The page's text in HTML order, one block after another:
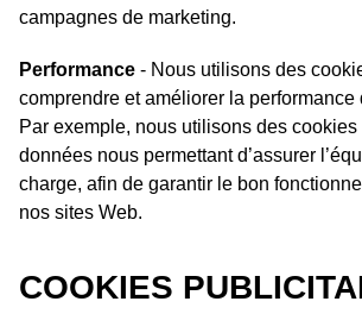
campagnes de marketing.
Performance - Nous utilisons des
comprendre et améliorer la performance
Par exemple, nous utilisons des
données nous permettant d’assurer
charge, afin de garantir le bon
nos sites Web.
COOKIES